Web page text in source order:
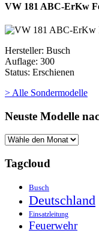
VW 181 ABC-ErKw
Hersteller: Busch
Auflage: 300
Status: Erschienen
> Alle Sondermodelle
Neuste Modelle
Tagcloud
Busch
Deutschland
Einsatzleitung
Feuerwehr